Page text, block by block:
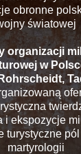
obronne
światowej
organizacji
w
i ekspozycje
turystyczne
martyrologii